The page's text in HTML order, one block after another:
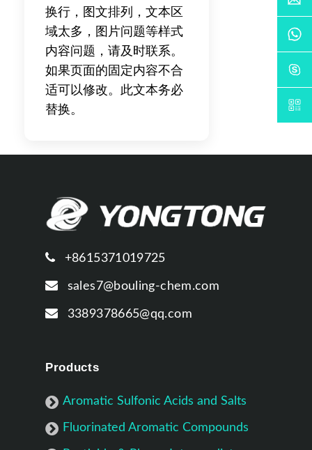
换行，图文排列，文本区
域太多，图片问题等样式
内容问题，请及时联系。
如果页面的固定内容不合
适可以修改。此文本务必
替换。
+8615371019725
sales7@bouling-chem.com
3389378665@qq.com
Products
Aromatic Sulfonic Acids and Salts
Fluorinated Aromatic Compounds